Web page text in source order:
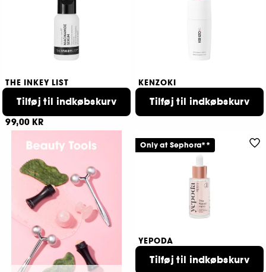
THE INKEY LIST
Fedt-kontrollerende serum
med niacinamidolie
99,00 KR
Tilføj til indkøbskurv
KENZOKI
Kenzoki Youth Flow
Eye Firming Serum
259,00 KR
Tilføj til indkøbskurv
YEPODA
The Repair Hero
Tilføj til indkøbskurv
Only at Sephora**